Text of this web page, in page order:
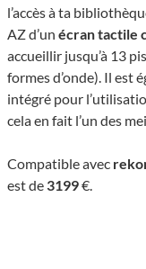
l’accès à ta
AZ d’un écran tactile
accueillir jusqu’à 13
formes d’onde). Il est
intégré pour
cela en fait l’un des
Compatible avec
est de 3199€.